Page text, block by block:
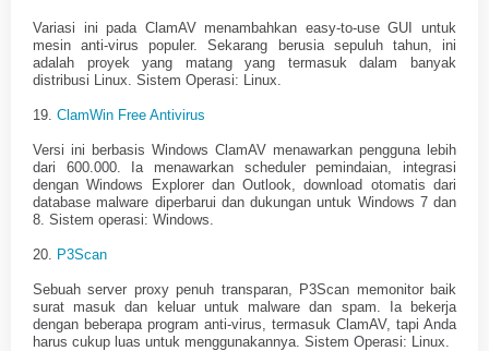
Variasi ini pada ClamAV menambahkan easy-to-use GUI untuk
mesin anti-virus populer. Sekarang berusia sepuluh tahun, ini
adalah proyek yang matang yang termasuk dalam banyak
distribusi Linux. Sistem Operasi: Linux.
19. ClamWin Free Antivirus
Versi ini berbasis Windows ClamAV menawarkan pengguna lebih
dari 600.000. Ia menawarkan scheduler pemindaian, integrasi
dengan Windows Explorer dan Outlook, download otomatis dari
database malware diperbarui dan dukungan untuk Windows 7 dan
8. Sistem operasi: Windows.
20. P3Scan
Sebuah server proxy penuh transparan, P3Scan memonitor baik
surat masuk dan keluar untuk malware dan spam. Ia bekerja
dengan beberapa program anti-virus, termasuk ClamAV, tapi Anda
harus cukup luas untuk menggunakannya. Sistem Operasi: Linux.